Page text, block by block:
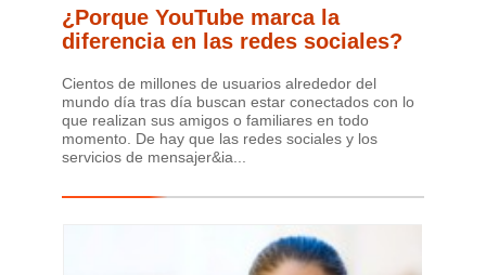
¿Porque YouTube marca la
diferencia en las redes sociales?
Cientos de millones de usuarios alrededor del
mundo día tras día buscan estar conectados con lo
que realizan sus amigos o familiares en todo
momento. De hay que las redes sociales y los
servicios de mensajer&ia...